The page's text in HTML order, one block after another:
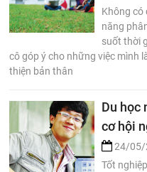
Không có
năng
suốt thời
cô góp ý cho những việc mình
thiện bản thân
Du học
cơ hội
24/05/
Tốt